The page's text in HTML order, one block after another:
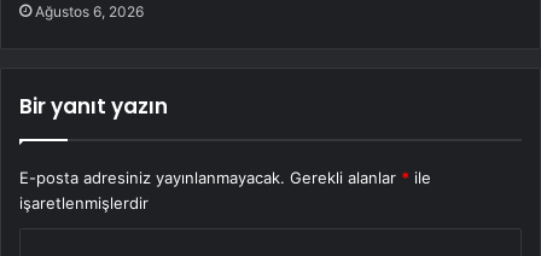
Ağustos 6, 2026
Bir yanıt yazın
E-posta adresiniz yayınlanmayacak. Gerekli alanlar * ile
işaretlenmişlerdir